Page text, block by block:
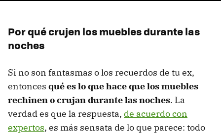
Por qué crujen los muebles durante las
noches
Si no son fantasmas o los recuerdos de tu ex,
entonces qué es lo que hace que los muebles
rechinen o crujan durante las noches. La
verdad es que la respuesta, de acuerdo con
expertos, es más sensata de lo que parece: todo